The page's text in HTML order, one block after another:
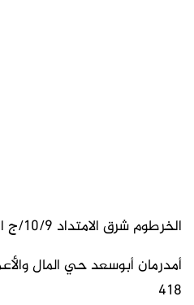
الخرطوم شرق الامتداد 10/9/ج القطعه 16/1 المساحة 198
418